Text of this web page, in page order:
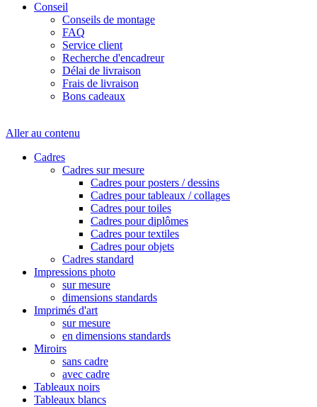
Conseil
Conseils de montage
FAQ
Service client
Recherche d'encadreur
Délai de livraison
Frais de livraison
Bons cadeaux
Aller au contenu
Cadres
Cadres sur mesure
Cadres pour posters / dessins
Cadres pour tableaux / collages
Cadres pour toiles
Cadres pour diplômes
Cadres pour textiles
Cadres pour objets
Cadres standard
Impressions photo
sur mesure
dimensions standards
Imprimés d'art
sur mesure
en dimensions standards
Miroirs
sans cadre
avec cadre
Tableaux noirs
Tableaux blancs